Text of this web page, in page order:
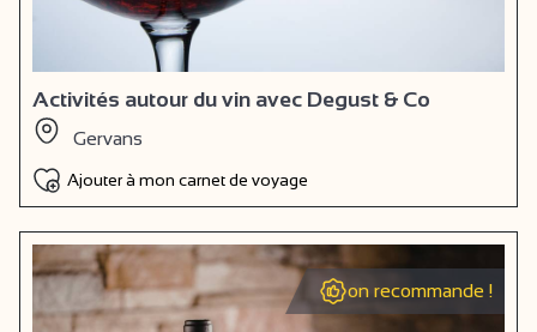
Activités autour du vin avec Degust & Co
Gervans
Ajouter à mon carnet de voyage
on recommande !